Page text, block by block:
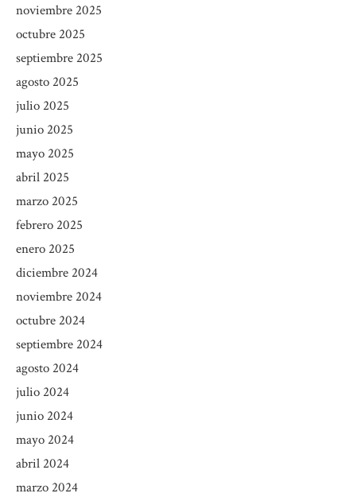
noviembre 2025
octubre 2025
septiembre 2025
agosto 2025
julio 2025
junio 2025
mayo 2025
abril 2025
marzo 2025
febrero 2025
enero 2025
diciembre 2024
noviembre 2024
octubre 2024
septiembre 2024
agosto 2024
julio 2024
junio 2024
mayo 2024
abril 2024
marzo 2024